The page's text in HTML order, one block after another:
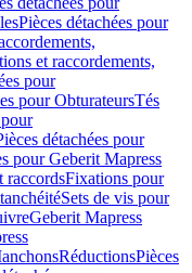
Pièces détachées pour
et raccordements,
pour
pour ObturateursTés
détachées pour
pour Geberit Mapress
raccordsFixations pour
Sets de vis pour
Geberit Mapress
RéductionsPièces